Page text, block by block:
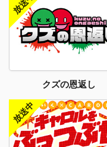
クズの恩返し